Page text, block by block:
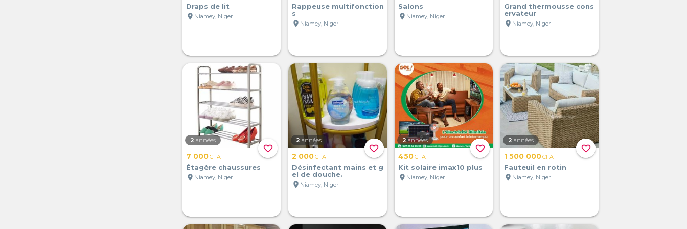
Draps de lit
location_on Niamey, Niger
Rappeuse multifonction
s
location_on Niamey, Niger
Salons
location_on Niamey, Niger
Grand thermousse cons
ervateur
location_on Niamey, Niger
favorite_border
2 années
7 000CFA
Étagère chaussures
location_on Niamey, Niger
favorite_border
2 années
2 000CFA
Désinfectant mains et g
el de douche.
location_on Niamey, Niger
favorite_border
2 années
450CFA
Kit solaire imax10 plus
location_on Niamey, Niger
favorite_border
2 années
1 500 000CFA
Fauteuil en rotin
location_on Niamey, Niger